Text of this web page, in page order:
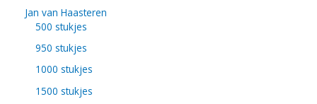
Jan van Haasteren
500 stukjes
950 stukjes
1000 stukjes
1500 stukjes